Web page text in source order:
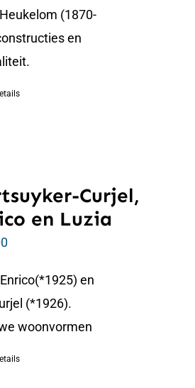
(1870-
en
Curjel,
en Luzia
en
(*1926).
woonvormen